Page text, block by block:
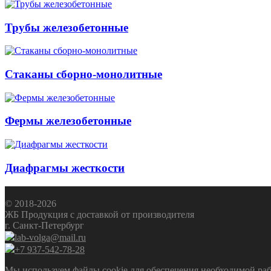
Трубы железобетонные
Стаканы сборно-монолитные
Фермы железобетонные
Диафрагмы жесткости
© 2018-2026
ЖБ Продукция с доставкой от производителя
г. Санкт-Петербург
lab-volga@mail.ru
+7 937-542-78-28